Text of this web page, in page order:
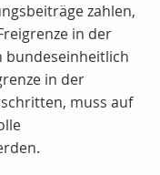
zahlen,
in der
bundeseinheitlich
in der
muss auf